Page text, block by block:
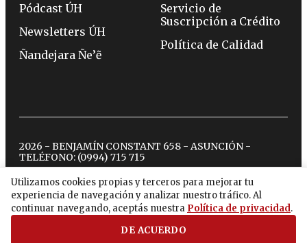
Utilizamos cookies propias y terceros para mejorar tu
experiencia de navegación y analizar nuestro tráfico. Al
continuar navegando, aceptás nuestra Política de privacidad.
DE ACUERDO
Pódcast ÚH
Newsletters ÚH
Ñandejara Ñe’ẽ
Servicio de
Suscripción a Crédito
Política de Calidad
2026 - BENJAMÍN CONSTANT 658 - ASUNCIÓN -
TELÉFONO: (0994) 715 715
twitterinstagram
facebook
tiktokyoutubespotify